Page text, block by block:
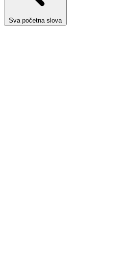
Sva početna slova